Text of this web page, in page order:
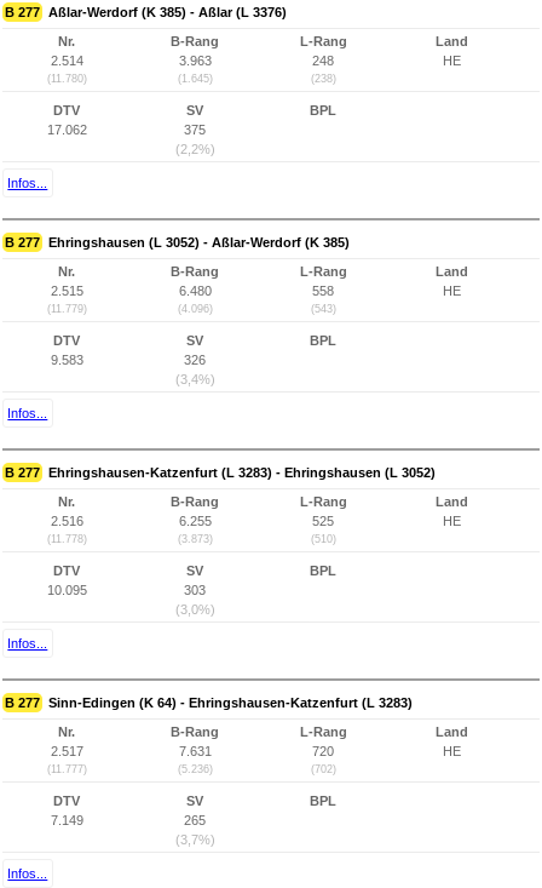
B 277 Aßlar-Werdorf (K 385) - Aßlar (L 3376)
Nr.
2.514
(11.780)
B-Rang
3.963
(1.645)
L-Rang
248
(238)
Land
HE
DTV
17.062
SV
375
(2,2%)
BPL
Infos...
B 277 Ehringshausen (L 3052) - Aßlar-Werdorf (K 385)
Nr.
2.515
(11.779)
B-Rang
6.480
(4.096)
L-Rang
558
(543)
Land
HE
DTV
9.583
SV
326
(3,4%)
BPL
Infos...
B 277 Ehringshausen-Katzenfurt (L 3283) - Ehringshausen (L 3052)
Nr.
2.516
(11.778)
B-Rang
6.255
(3.873)
L-Rang
525
(510)
Land
HE
DTV
10.095
SV
303
(3,0%)
BPL
Infos...
B 277 Sinn-Edingen (K 64) - Ehringshausen-Katzenfurt (L 3283)
Nr.
2.517
(11.777)
B-Rang
7.631
(5.236)
L-Rang
720
(702)
Land
HE
DTV
7.149
SV
265
(3,7%)
BPL
Infos...